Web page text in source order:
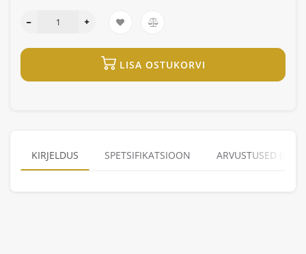
LISA OSTUKORVI
KIRJELDUS SPETSIFIKATSIOON ARVUSTUSED (0)